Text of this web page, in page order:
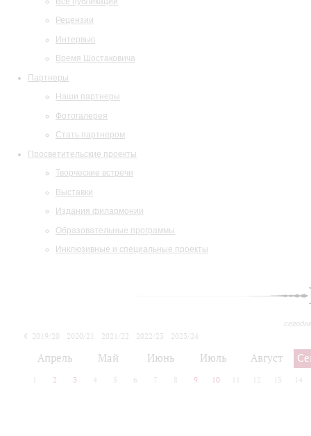
Рецензии
Интервью
Время Шостаковича
Партнеры
Наши партнеры
Фотогалерея
Стать партнером
Просветительские проекты
Творческие встречи
Выставки
Издания филармонии
Образовательные программы
Инклюзивные и специальные проекты
2019/20 2020/21 2021/22 2022/23
2023/24
Апрель Май Июнь Июль Август
2 3 4 5 6 7 8 9 10 12 13 14